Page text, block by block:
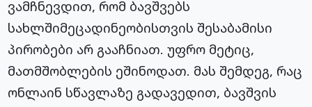
ვამჩნევდით, რომ ბავშვებს
სახლშიმეცადინეობისთვის შესაბამისი
პირობები არ გააჩნიათ. უფრო მეტიც,
მათმშობლების ეშინოდათ. მას შემდეგ, რაც
ონლაინ სწავლაზე გადავედით, ბავშვის